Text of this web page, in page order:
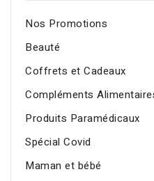
Nos Promotions
Beauté
Coffrets et Cadeaux
Compléments
Produits Paramédicaux
Spécial Covid
Maman et bébé